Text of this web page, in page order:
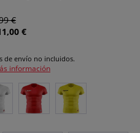
€
€
de envío no incluidos.
información